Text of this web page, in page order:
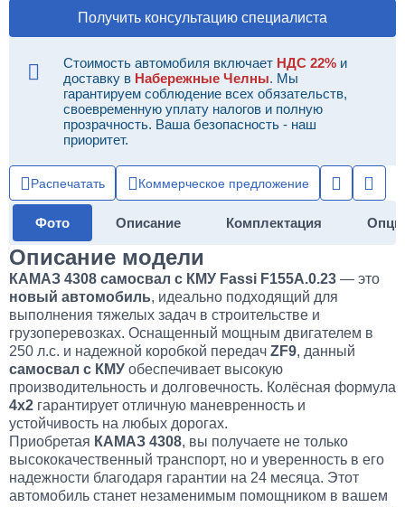
Получить консультацию специалиста
Стоимость автомобиля включает НДС 22% и
доставку в Набережные Челны. Мы
гарантируем соблюдение всех обязательств,
своевременную уплату налогов и полную
прозрачность. Ваша безопасность - наш
приоритет.
Распечатать Коммерческое предложение
Фото Описание Комплектация
Описание модели
КАМАЗ 4308 самосвал с КМУ Fassi F155A.0.23 — это
новый автомобиль, идеально подходящий для
выполнения тяжелых задач в строительстве и
грузоперевозках. Оснащенный мощным двигателем в
250 л.с. и надежной коробкой передач ZF9, данный
самосвал с КМУ обеспечивает высокую
производительность и долговечность. Колёсная формула
4х2 гарантирует отличную маневренность и
устойчивость на любых дорогах.
Приобретая КАМАЗ 4308, вы получаете не только
высококачественный транспорт, но и уверенность в его
надежности благодаря гарантии на 24 месяца. Этот
автомобиль станет незаменимым помощником в вашем